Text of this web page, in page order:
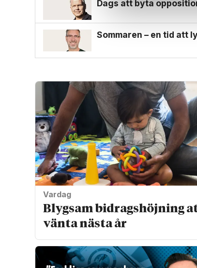
Dags att byta
Sommaren – en tid att
Vardag
Blygsam bidrags­höjning
vänta nästa år